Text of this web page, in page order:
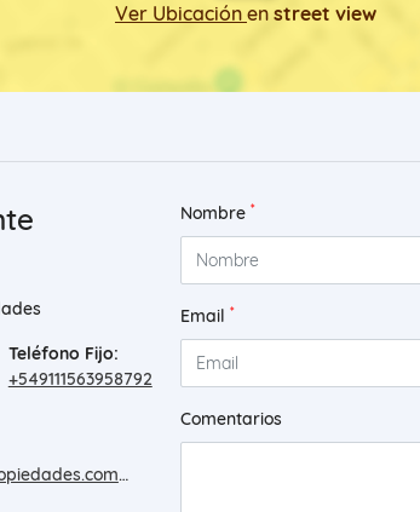
Ver Ubicación en street view
Teléfono Fijo:
+549111563958792
Nombre *
Email *
Comentarios